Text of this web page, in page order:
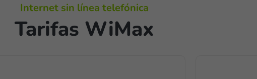
Internet sin línea telefónica
Tarifas WiMax